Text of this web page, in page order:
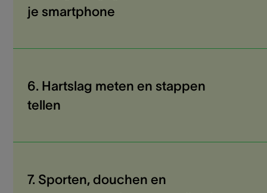
je smartphone
6. Hartslag meten en stappen
tellen
7. Sporten, douchen en